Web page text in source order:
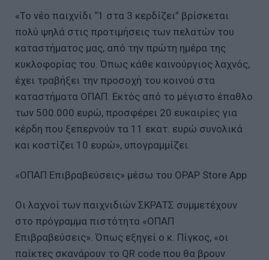
«Το νέο παιχνίδι “1 στα 3 κερδίζει” βρίσκεται
πολύ ψηλά στις προτιμήσεις των πελατών του
καταστήματος μας, από την πρώτη ημέρα της
κυκλοφορίας του. Όπως κάθε καινούργιος λαχνός,
έχει τραβήξει την προσοχή του κοινού στα
καταστήματα ΟΠΑΠ. Εκτός από το μέγιστο έπαθλο
των 500.000 ευρώ, προσφέρει 20 ευκαιρίες για
κέρδη που ξεπερνούν τα 11 εκατ. ευρώ συνολικά
και κοστίζει 10 ευρώ», υπογραμμίζει.
«ΟΠΑΠ Επιβραβεύσεις» μέσω του OPAP Store App
Οι λαχνοί των παιχνιδιών ΣΚΡΑΤΣ συμμετέχουν
στο πρόγραμμα πιστότητα «ΟΠΑΠ
Επιβραβεύσεις». Όπως εξηγεί ο κ. Πίγκος, «οι
παίκτες σκανάρουν το QR code που θα βρουν